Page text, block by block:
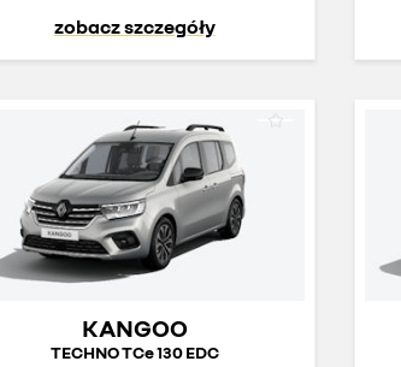
zobacz szczegóły
KANGOO
TECHNO TCe 130 EDC